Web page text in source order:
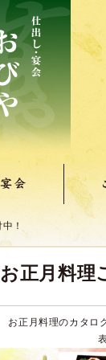
！
正月料理
お正月料理のカタロ